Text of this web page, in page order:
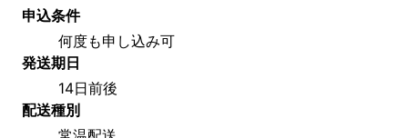
申込条件
何度も申し込み可
発送期日
14日前後
配送種別